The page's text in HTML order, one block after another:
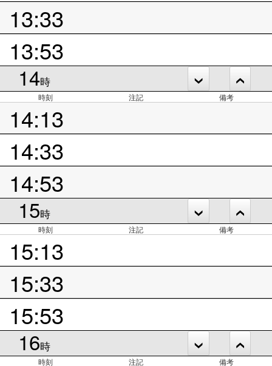
13:33
13:53
14時
時刻 注記 備考
14:13
14:33
14:53
15時
時刻 注記 備考
15:13
15:33
15:53
16時
時刻 注記 備考